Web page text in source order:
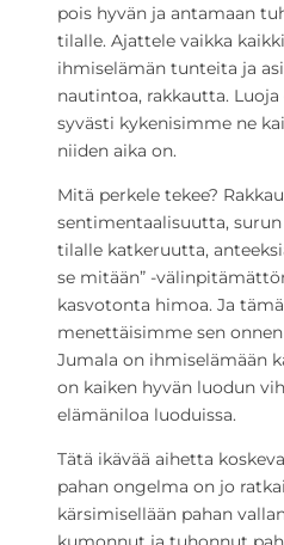
pois hyvän ja antamaan
tilalle. Ajattele vaikka
ihmiselämän tunteita ja
nautintoa, rakkautta.
syvästi kykenisimme ne
niiden aika on.
Mitä perkele tekee?
sentimentaalisuutta,
tilalle katkeruutta,
se mitään” -
kasvotonta himoa. Ja
menettäisimme sen
Jumala on ihmiselämään
on kaiken hyvän luodun
elämäniloa luoduissa.
Tätä ikävää aihetta
pahan ongelma on jo
kärsimisellään pahan